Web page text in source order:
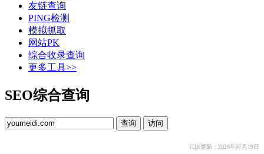
友链查询
PING检测
模拟抓取
网站PK
综合收录查询
更多工具>>
SEO综合查询
TDK更新：2026年07月19日